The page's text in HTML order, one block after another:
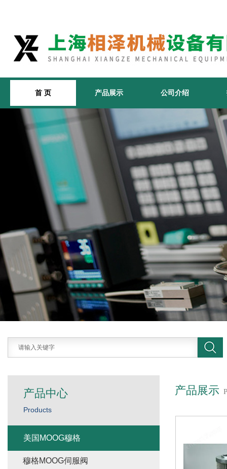
首 页 产品展示 公司介绍
产品展示
产品中心
Products
美国MOOG穆格
穆格MOOG伺服阀